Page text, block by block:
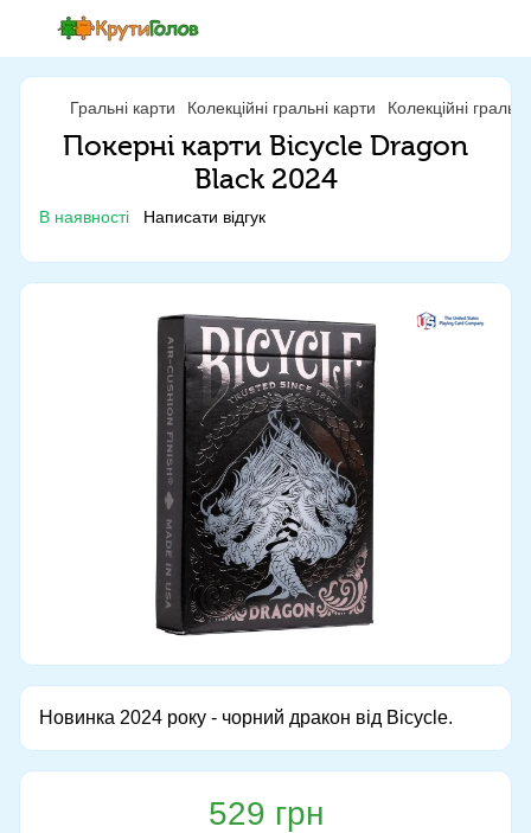
Гральні карти Колекційні гральні карти Колекційні
Покерні карти Bicycle Dragon
Black 2024
В наявності Написати відгук
Новинка 2024 року - чорний дракон від Bicycle.
529 грн